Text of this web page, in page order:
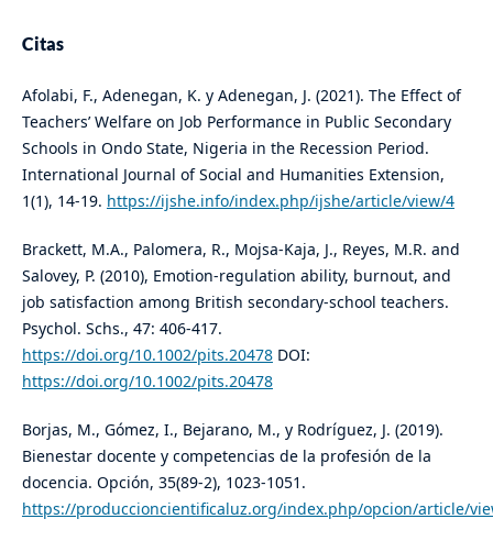
Citas
Afolabi, F., Adenegan, K. y Adenegan, J. (2021). The Effect of
Teachers’ Welfare on Job Performance in Public Secondary
Schools in Ondo State, Nigeria in the Recession Period.
International Journal of Social and Humanities Extension,
1(1), 14-19. https://ijshe.info/index.php/ijshe/article/view/4
Brackett, M.A., Palomera, R., Mojsa-Kaja, J., Reyes, M.R. and
Salovey, P. (2010), Emotion-regulation ability, burnout, and
job satisfaction among British secondary-school teachers.
Psychol. Schs., 47: 406-417.
https://doi.org/10.1002/pits.20478DOI:
https://doi.org/10.1002/pits.20478
Borjas, M., Gómez, I., Bejarano, M., y Rodríguez, J. (2019).
Bienestar docente y competencias de la profesión de la
docencia. Opción, 35(89-2), 1023-1051.
https://produccioncientificaluz.org/index.php/opcion/article/